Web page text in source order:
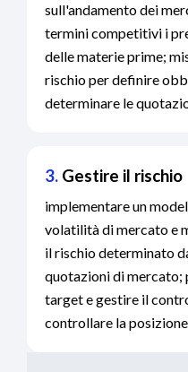
sull'andamento dei
termini competitivi i
delle materie prime;
rischio per definire
determinare le
3. Gestire il rischio
implementare un
volatilità di mercato e
il rischio determinato
quotazioni di
target e gestire il
controllare la